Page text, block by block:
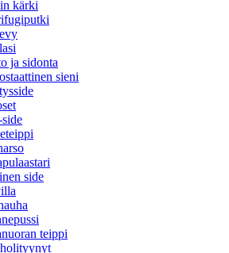
kärki
ja sidonta
sieni
side
teippi